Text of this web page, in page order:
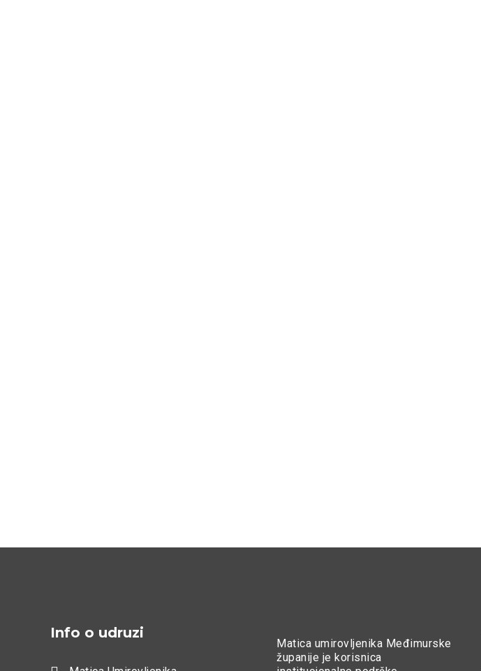
Info o udruzi
Matica umirovljenika Međimurske
županije je korisnica